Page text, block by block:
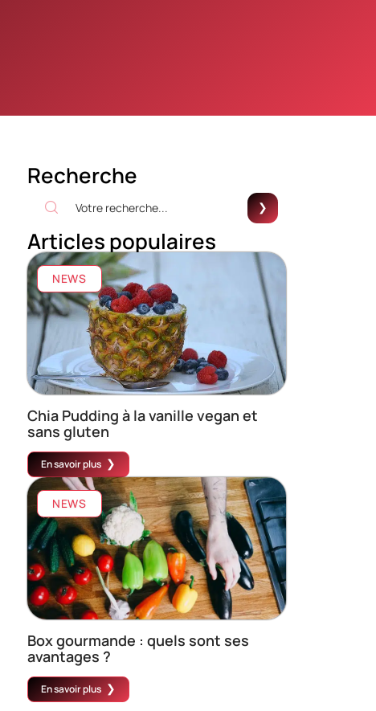
Recherche
Articles populaires
NEWS
Chia Pudding à la vanille vegan et
sans gluten
En savoir plus
NEWS
Box gourmande : quels sont ses
avantages ?
En savoir plus